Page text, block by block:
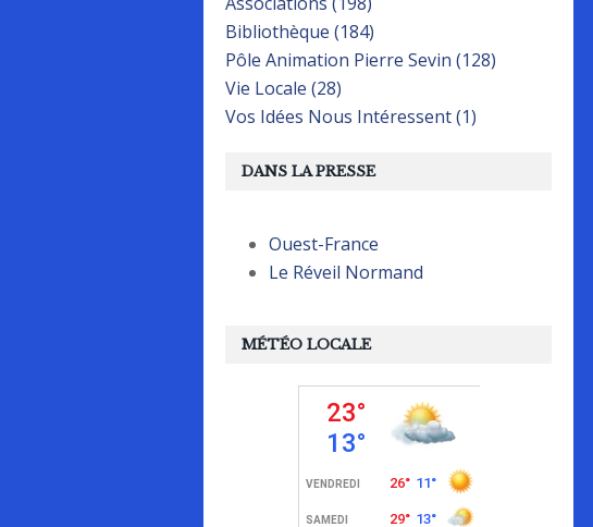
Bibliothèque (184)
Pôle Animation Pierre Sevin (128)
Vie Locale (28)
Vos Idées Nous Intéressent (1)
MÉTÉO LOCALE
DANS LA PRESSE
Ouest-France
Le Réveil Normand